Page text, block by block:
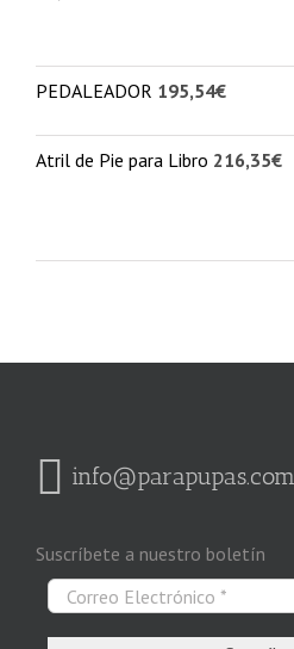
PEDALEADOR 195,54€
Atril de Pie para Libro 216,35€
info@parapupas.com
Suscríbete a nuestro boletín